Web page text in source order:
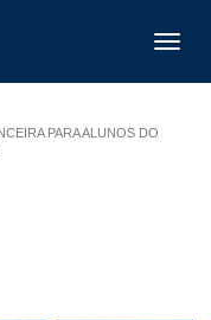
PARA ALUNOS DO